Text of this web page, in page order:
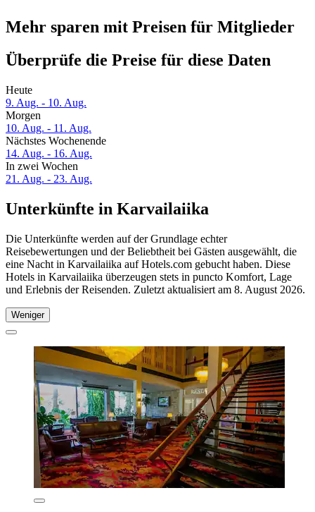
Mehr sparen mit Preisen für Mitglieder
Überprüfe die Preise für diese Daten
Heute
9. Aug. - 10. Aug.
Morgen
10. Aug. - 11. Aug.
Nächstes Wochenende
14. Aug. - 16. Aug.
In zwei Wochen
21. Aug. - 23. Aug.
Unterkünfte in Karvailaiika
Die Unterkünfte werden auf der Grundlage echter
Reisebewertungen und der Beliebtheit bei Gästen ausgewählt, die
eine Nacht in Karvailaiika auf Hotels.com gebucht haben. Diese
Hotels in Karvailaiika überzeugen stets in puncto Komfort, Lage
und Erlebnis der Reisenden. Zuletzt aktualisiert am 8. August 2026.
Weniger